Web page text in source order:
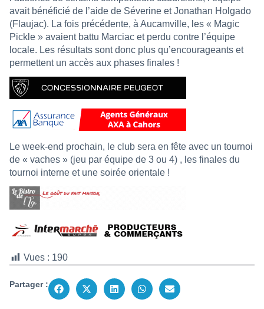
avait bénéficié de l’aide de Séverine et Jonathan Holgado
(Flaujac). La fois précédente, à Aucamville, les « Magic
Pickle » avaient battu Marciac et perdu contre l’équipe
locale. Les résultats sont donc plus qu’encourageants et
permettent un accès aux phases finales !
Le week-end prochain, le club sera en fête avec un tournoi
de « vaches » (jeu par équipe de 3 ou 4) , les finales du
tournoi interne et une soirée orientale !
Vues : 190
Partager :